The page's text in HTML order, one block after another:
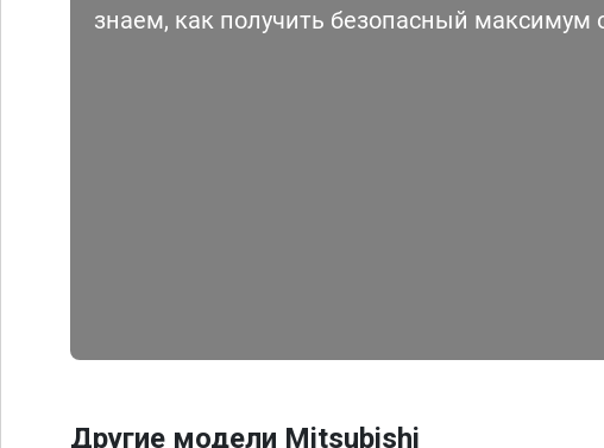
знаем, как получить безопасный
Другие модели Mitsubishi